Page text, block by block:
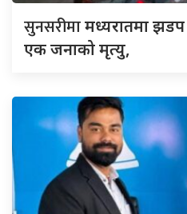
सुनसरीमामध्यरातमा झडप
एक जनाको मृत्यु,